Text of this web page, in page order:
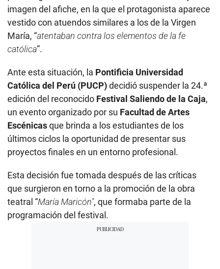
imagen del afiche, en la que el protagonista aparece
vestido con atuendos similares a los de la Virgen
María, “atentaban contra los elementos de la fe
católica”.
Ante esta situación, la Pontificia Universidad
Católica del Perú (PUCP)decidió suspender la 24.ª
edición del reconocido Festival Saliendo de la Caja,
un evento organizado por su Facultad de Artes
Escénicasque brinda a los estudiantes de los
últimos ciclos la oportunidad de presentar sus
proyectos finales en un entorno profesional.
Esta decisión fue tomada después de las críticas
que surgieron en torno a la promoción de la obra
teatral “María Maricón", que formaba parte de la
programación del festival.